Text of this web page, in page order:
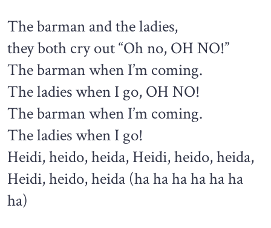
The barman and the ladies,
they both cry out “Oh no, OH NO!”
The barman when I’m coming.
The ladies when I go, OH NO!
The barman when I’m coming.
The ladies when I go!
Heidi, heido, heida, Heidi, heido, heida,
Heidi, heido, heida (ha ha ha ha ha ha
ha)